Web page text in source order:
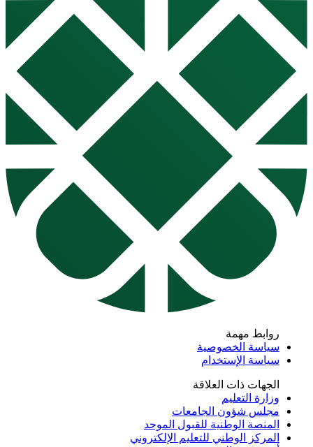
روابط مهمة
سياسة الخصوصية
سياسة الإستخدام
الجهات ذات العلاقة
وزارة التعليم
مجلس شؤون الجامعات
المنصة الوطنية للقبول الموحد
المركز الوطني للتعليم الإلكتروني